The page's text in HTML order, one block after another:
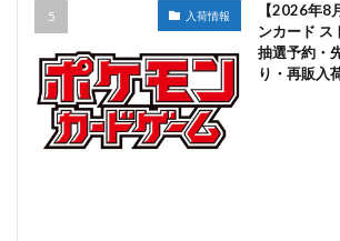
入荷情報
【2026年8
ンカード ス
抽選予約・
り・再販入